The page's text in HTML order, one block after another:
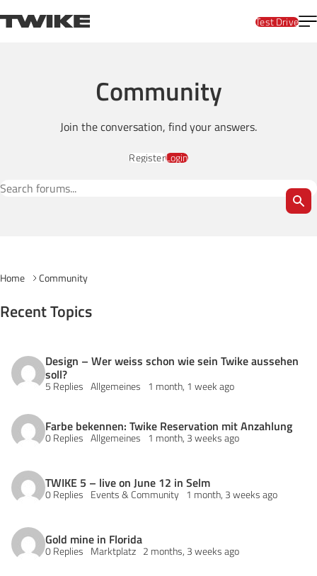
TWIKE
Test Drive
Community
Join the conversation, find your answers.
RegisterLogin
Search Forums
Home Community
Recent Topics
Design – Wer weiss schon wie sein Twike aussehen
soll?
5 Replies Allgemeines 1 month, 1 week ago
Farbe bekennen: Twike Reservation mit Anzahlung
0 Replies Allgemeines 1 month, 3 weeks ago
TWIKE 5 – live on June 12 in Selm
0 Replies Events & Community 1 month, 3 weeks ago
Gold mine in Florida
0 Replies Marktplatz 2 months, 3 weeks ago